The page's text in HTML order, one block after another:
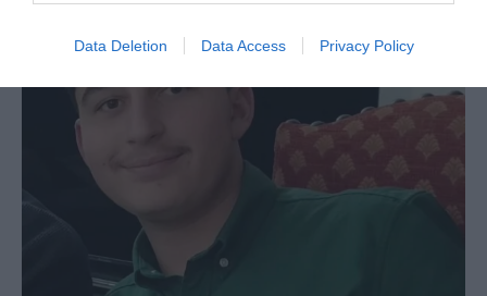
Data Deletion Data Access Privacy Policy